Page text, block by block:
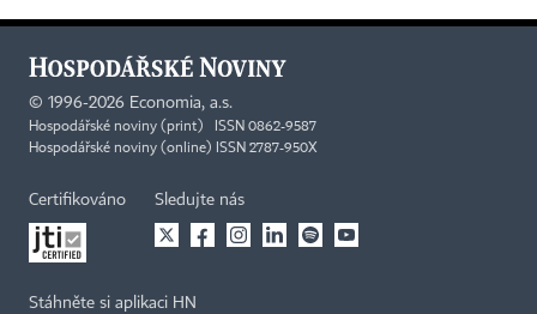
© 1996-2026 Economia, a.s.
Hospodářské noviny (print) ISSN 0862-9587
Hospodářské noviny (online) ISSN 2787-950X
Certifikováno Sledujte nás
Stáhněte si aplikaci HN